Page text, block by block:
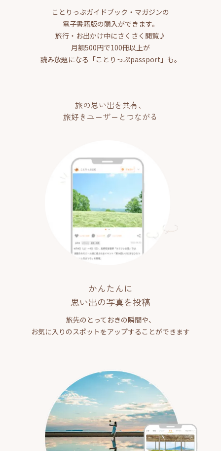
ことりっぷガイドブック・マガジンの
電子書籍版の購入ができます。
旅行・お出かけ中にさくさく閲覧♪
月額500円で100冊以上が
読み放題になる「ことりっぷpassport」も。
旅の思い出を共有、
旅好きユーザーとつながる
かんたんに
思い出の写真を投稿
旅先のとっておきの瞬間や、
お気に入りのスポットをアップすることができます